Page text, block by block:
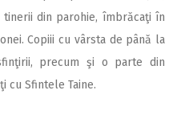
din parohie, îmbrăcaţi în
Copiii cu vârsta de până la
precum şi o parte din
cu Sfintele Taine.